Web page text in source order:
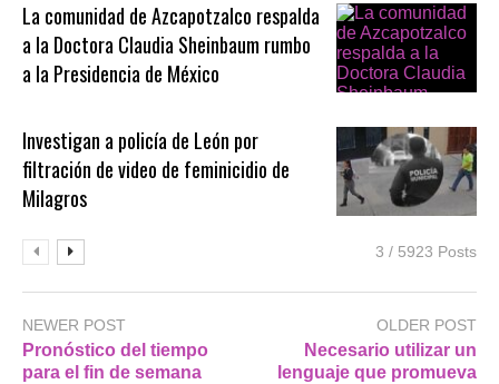
La comunidad de Azcapotzalco respalda
a la Doctora Claudia Sheinbaum rumbo
a la Presidencia de México
Investigan a policía de León por
filtración de video de feminicidio de
Milagros
3 / 5923 Posts
NEWER POST
Pronóstico del tiempo
para el fin de semana
OLDER POST
Necesario utilizar un
lenguaje que promueva